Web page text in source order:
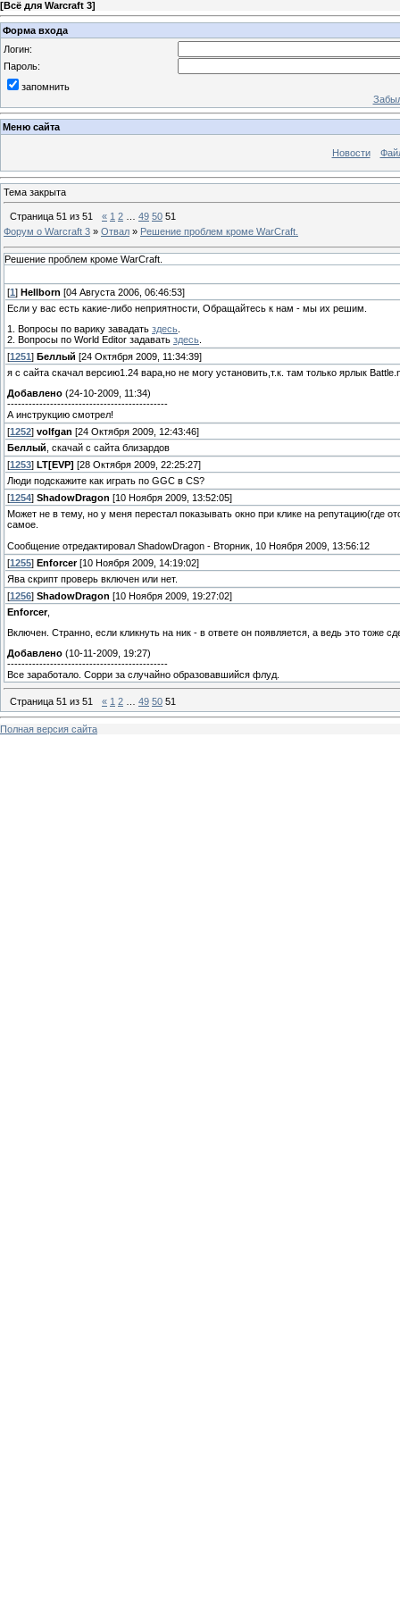
[Всё для Warcraft 3]
Форма входа
Логин:
Пароль:
запомнить
Меню сайта
Новости
Тема закрыта
Страница 51 из 51 « 1 2 49 50 51
Форум о Warcraft 3 » Отвал » Решение проблем кроме WarCraft.
Решение проблем кроме WarCraft.
[1 ] Hellborn [04 Августа 2006, 06:46:53]
Если у вас есть какие-либо неприятности, Обращайтесь к нам - мы их решим.
1. Вопросы по варику завадать здесь
2. Вопросы по World Editor задавать здесь
[1251 ] Беллый [24 Октября 2009, 11:34:39]
я с сайта скачал версию1.24 вара,но не могу установить,т.к. там только ярлык
Добавлено (24-10-2009, 11:34)
---------------------------------------------
А инструкцию смотрел!
[1252] volfgan [24 Октября 2009, 12:43:46]
Беллый , скачай с сайта близардов
[1253] LT[EVP] [28 Октября 2009, 22:25:27]
Люди подскажите как играть по GGC в CS?
[1254] ShadowDragon [10 Ноября 2009, 13:52:05]
Может не в тему, но у меня перестал показывать окно при клике на репутацию(где
самое.
Сообщение отредактировал ShadowDragon - Вторник, 10 Ноября 2009, 13:56:12
[1255] Enforcer[10 Ноября 2009, 14:19:02]
Ява скрипт проверь включен или нет.
[1256] ShadowDragon [10 Ноября 2009, 19:27:02]
Enforcer,
Включен. Странно, если кликнуть на ник - в ответе он появляется, а ведь это тоже
Добавлено (10-11-2009, 19:27)
---------------------------------------------
Все заработало. Сорри за случайно образовавшийся флуд.
Страница 51 из 51 « 1 2 49 50 51
Полная версия сайта